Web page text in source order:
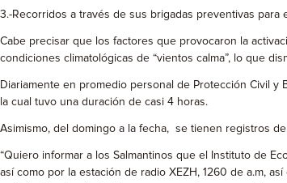
3.-Recorridos a través de sus brigadas preventivas
Cabe precisar que los factores que provocaron la
condiciones climatológicas de “vientos calma”, lo que
Diariamente en promedio personal de Protección Civil
la cual tuvo una duración de casi 4 horas.
Asimismo, del domingo a la fecha, se tienen registros
“Quiero informar a los Salmantinos que el Instituto de
así como por la estación de radio XEZH, 1260 de a.m,